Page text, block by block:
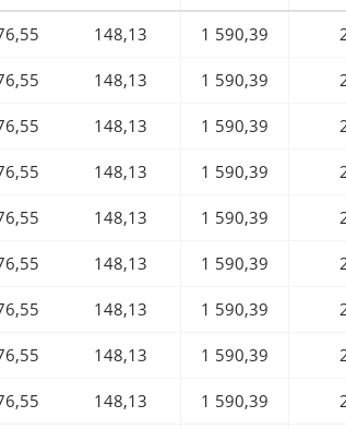
148,13 1 590,39
148,13 1 590,39
148,13 1 590,39
148,13 1 590,39
148,13 1 590,39
148,13 1 590,39
148,13 1 590,39
148,13 1 590,39
148,13 1 590,39